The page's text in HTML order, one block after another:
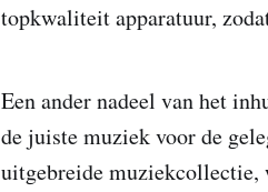
topkwaliteit apparatuur,
Een ander nadeel van het
de juiste muziek voor de
uitgebreide muziekcollectie,